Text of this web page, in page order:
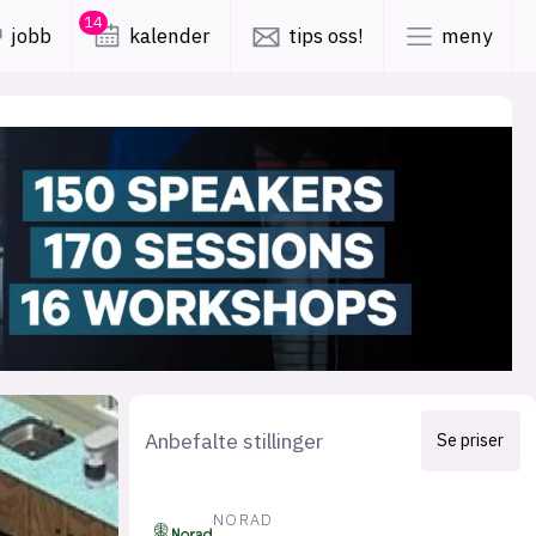
jobb
14
kalender tips oss! meny
lys modus
mørk modus
nyhetsbrev
kode24-klubben
LinkedIn
Bluesky
annonseguide
Anbefalte stillinger Se priser
NORAD